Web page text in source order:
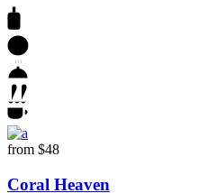
from $48
Coral Heaven